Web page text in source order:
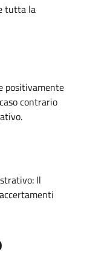
tutta la
positivamente
contrario
Il